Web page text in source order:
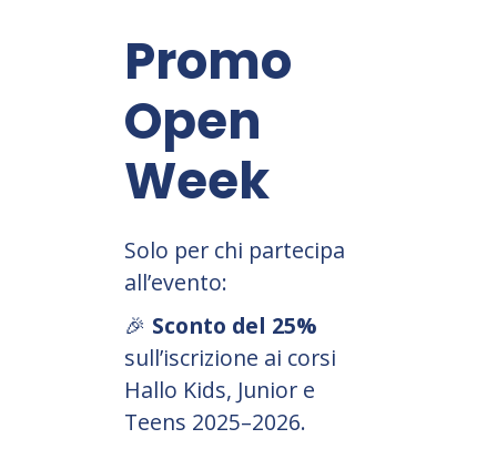
Promo
Open
Week
Solo per chi partecipa
all’evento:
🎉 Sconto del 25%
sull’iscrizione ai corsi
Hallo Kids, Junior e
Teens 2025–2026.